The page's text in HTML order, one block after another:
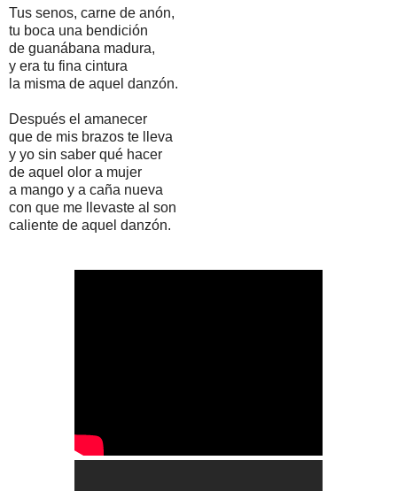
Tus senos, carne de anón,
tu boca una bendición
de guanábana madura,
y era tu fina cintura
la misma de aquel danzón.
Después el amanecer
que de mis brazos te lleva
y yo sin saber qué hacer
de aquel olor a mujer
a mango y a caña nueva
con que me llevaste al son
caliente de aquel danzón.